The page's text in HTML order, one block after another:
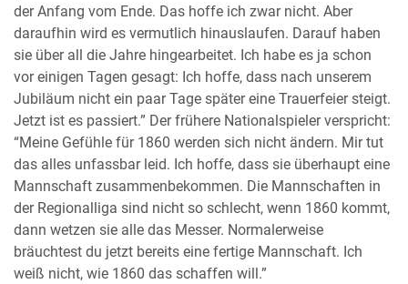
der Anfang vom Ende. Das hoffe ich zwar nicht. Aber
daraufhin wird es vermutlich hinauslaufen. Darauf haben
sie über all die Jahre hingearbeitet. Ich habe es ja schon
vor einigen Tagen gesagt: Ich hoffe, dass nach unserem
Jubiläum nicht ein paar Tage später eine Trauerfeier steigt.
Jetzt ist es passiert.” Der frühere Nationalspieler verspricht:
“Meine Gefühle für 1860 werden sich nicht ändern. Mir tut
das alles unfassbar leid. Ich hoffe, dass sie überhaupt eine
Mannschaft zusammenbekommen. Die Mannschaften in
der Regionalliga sind nicht so schlecht, wenn 1860 kommt,
dann wetzen sie alle das Messer. Normalerweise
bräuchtest du jetzt bereits eine fertige Mannschaft. Ich
weiß nicht, wie 1860 das schaffen will.”